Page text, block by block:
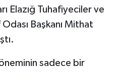
Elazığ Tuhafiyeciler ve
Başkanı Mithat
sadece bir